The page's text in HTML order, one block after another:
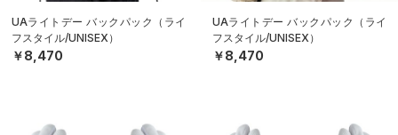
UAライトデー バックパック（ライ
フスタイル/UNISEX）
￥8,470
UAライトデー バックパック（ライ
フスタイル/UNISEX）
￥8,470